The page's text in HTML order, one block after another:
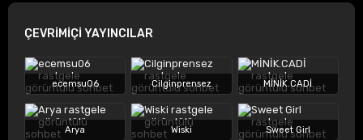
ÇEVRİMİÇİ YAYINCILAR
ecemsu06 Cilginprensez MİNİK.CADİ
Arya Wiski Sweet Girl